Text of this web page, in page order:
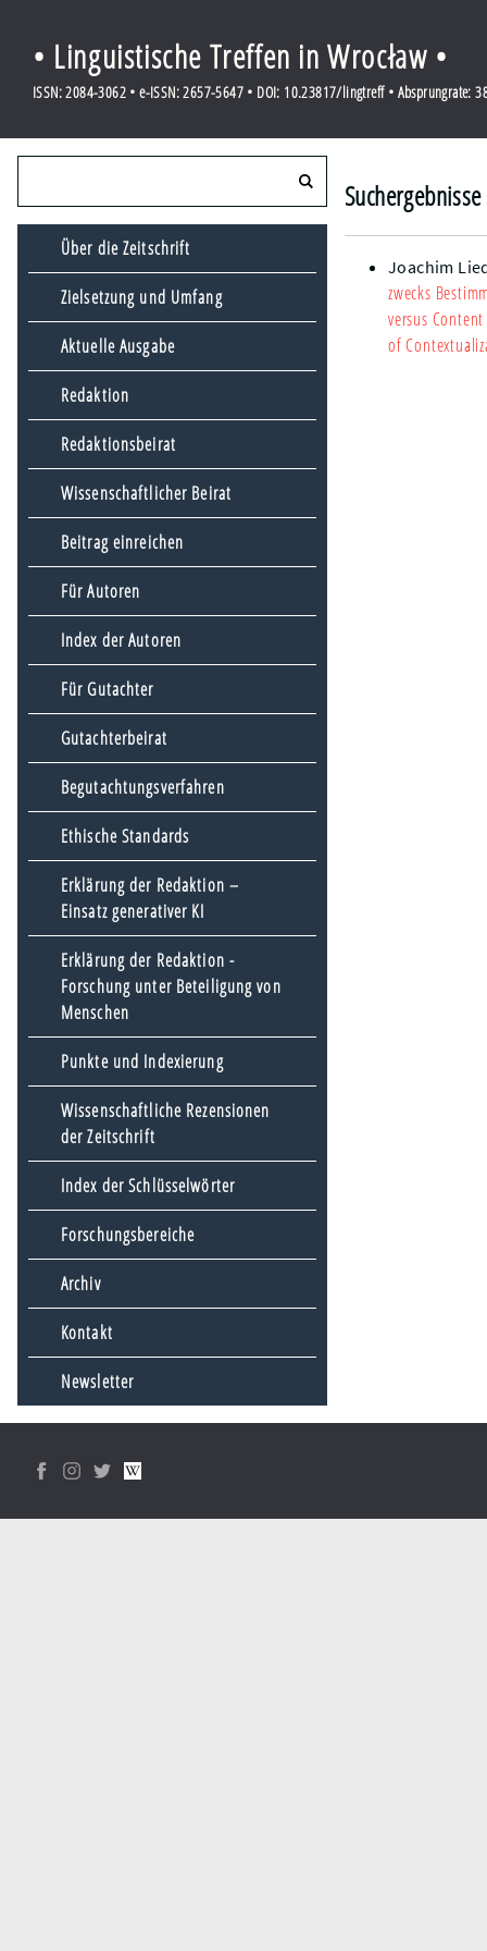
• Linguistische Treffen in Wrocław •
ISSN: 2084-3062 • e-ISSN: 2657-5647 • DOI: 10.23817/lingtreff • Absprungrate:
Über die Zeitschrift
Zielsetzung und Umfang
Aktuelle Ausgabe
Redaktion
Redaktionsbeirat
Wissenschaftlicher Beirat
Beitrag einreichen
Für Autoren
Index der Autoren
Für Gutachter
Gutachterbeirat
Begutachtungsverfahren
Ethische Standards
Erklärung der Redaktion –
Einsatz generativer KI
Erklärung der Redaktion -
Forschung unter Beteiligung von
Menschen
Punkte und Indexierung
Wissenschaftliche Rezensionen
der Zeitschrift
Index der Schlüsselwörter
Forschungsbereiche
Archiv
Kontakt
Newsletter
Joachim
zwecks
versus
of